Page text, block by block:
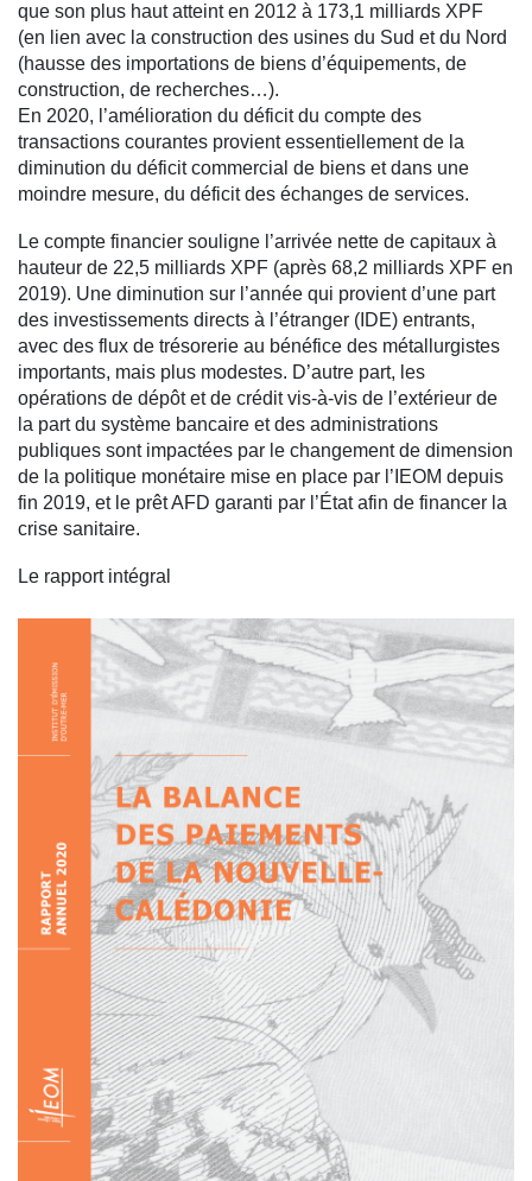
que son plus haut atteint en 2012 à 173,1 milliards XPF
(en lien avec la construction des usines du Sud et du Nord
(hausse des importations de biens d’équipements, de
construction, de recherches…).
En 2020, l’amélioration du déficit du compte des
transactions courantes provient essentiellement de la
diminution du déficit commercial de biens et dans une
moindre mesure, du déficit des échanges de services.
Le compte financier souligne l’arrivée nette de capitaux à
hauteur de 22,5 milliards XPF (après 68,2 milliards XPF en
2019). Une diminution sur l’année qui provient d’une part
des investissements directs à l’étranger (IDE) entrants,
avec des flux de trésorerie au bénéfice des métallurgistes
importants, mais plus modestes. D’autre part, les
opérations de dépôt et de crédit vis-à-vis de l’extérieur de
la part du système bancaire et des administrations
publiques sont impactées par le changement de dimension
de la politique monétaire mise en place par l’IEOM depuis
fin 2019, et le prêt AFD garanti par l’État afin de financer la
crise sanitaire.
Le rapport intégral